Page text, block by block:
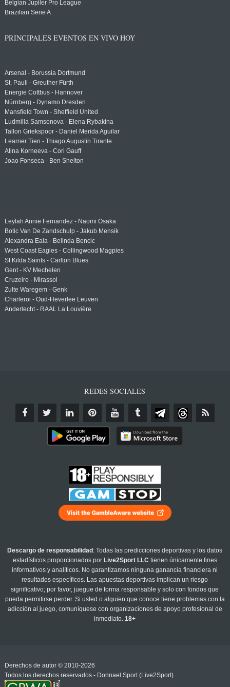
Belgian Jupiler Pro League
Brazilian Serie A
PRINCIPALES EVENTOS EN VIVO HOY
Arsenal - Borussia Dortmund
St. Pauli - Greuther Fürth
Energie Cottbus - Hannover
Nürnberg - Dynamo Dresden
Mansfield Town - Sheffield United
Ludmilla Samsonova - Elena Rybakina
Tallon Griekspoor - Daniel Merida Aguilar
Learner Tien - Thiago Augustin Tirante
Alina Korneeva - Cori Gauff
Joao Fonseca - Ben Shelton
Leylah Annie Fernandez - Naomi Osaka
Botic Van De Zandschulp - Jakub Mensik
Alexandra Eala - Belinda Bencic
West Coast Eagles - Collingwood Magpies
St Kilda Saints - Carlton Blues
Gent - KV Mechelen
Cruzeiro - Mirassol
Zulte Waregem - Genk
Charleroi - Oud-Heverlee Leuven
Anderlecht - RAAL La Louvière
REDES SOCIALES
Descargo de responsabilidad : Todas las predicciones deportivas y los datos
estadísticos proporcionados por Live2Sport LLC tienen únicamente fines
informativos y analíticos. No garantizamos ninguna ganancia financiera ni
resultados específicos. Las apuestas deportivas implican un riesgo
significativo; por favor, juegue de forma responsable y solo con fondos que
pueda permitirse perder. Si usted o alguien que conoce tiene problemas con la
adicción al juego, comuníquese con organizaciones de apoyo profesional de
inmediato.18+
Derechos de autor © 2010-2026
Todos los derechos reservados - Donnael Sport (Live2Sport)